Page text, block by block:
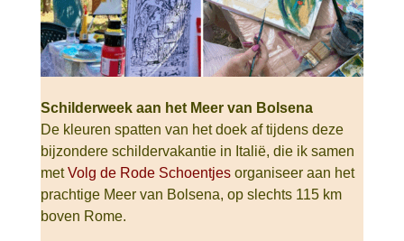
Schilderweek aan het Meer van Bolsena
De kleuren spatten van het doek af tijdens deze
bijzondere schildervakantie in Italië, die ik samen
metVolg de Rode Schoentjesorganiseer aan het
prachtige Meer van Bolsena, op slechts 115 km
boven Rome.